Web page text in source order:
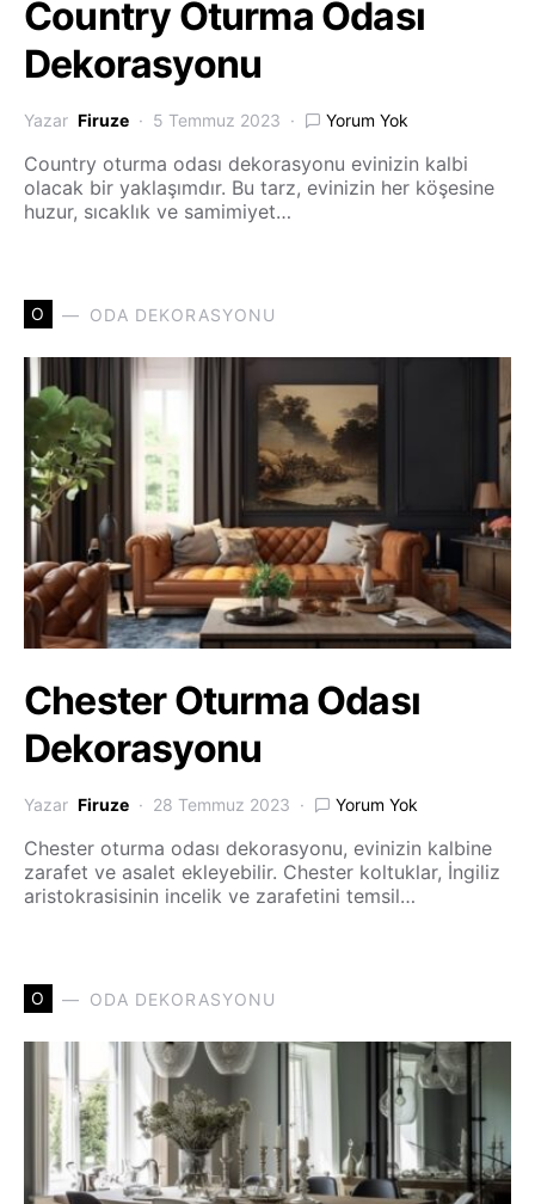
Country Oturma Odası
Dekorasyonu
Yazar Firuze 5 Temmuz 2023 Yorum Yok
Country oturma odası dekorasyonu evinizin kalbi
olacak bir yaklaşımdır. Bu tarz, evinizin her köşesine
huzur, sıcaklık ve samimiyet…
O ODA DEKORASYONU
Chester Oturma Odası
Dekorasyonu
Yazar Firuze 28 Temmuz 2023 Yorum Yok
Chester oturma odası dekorasyonu, evinizin kalbine
zarafet ve asalet ekleyebilir. Chester koltuklar, İngiliz
aristokrasisinin incelik ve zarafetini temsil…
O ODA DEKORASYONU